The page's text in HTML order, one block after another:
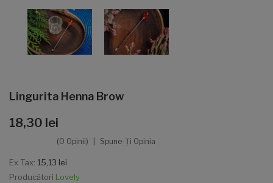
Lingurita Henna Brow
18,30 lei
(0 Opinii) Spune-Ţi Opinia
Ex Tax: 15,13 lei
Producători Lovely